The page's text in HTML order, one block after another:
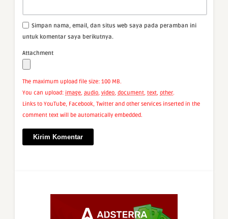
Simpan nama, email, dan situs web saya pada peramban ini
untuk komentar saya berikutnya.
Attachment
The maximum upload file size: 100 MB.
You can upload: image audio video document text other
Links to YouTube, Facebook, Twitter and other services inserted in the
comment text will be automatically embedded.